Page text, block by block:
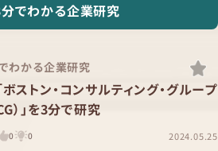
でわかる企業研究
わかる企業研究
ボストン・コンサルティング・グループ
）」を3分で研究
0 0 2024.05.25